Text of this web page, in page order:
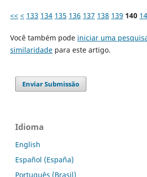
<< < 133 134 135 136 137 138 139 140
Você também pode iniciar uma
similaridadepara este artigo.
Enviar Submissão
Idioma
English
Español (España)
Português (Brasil)